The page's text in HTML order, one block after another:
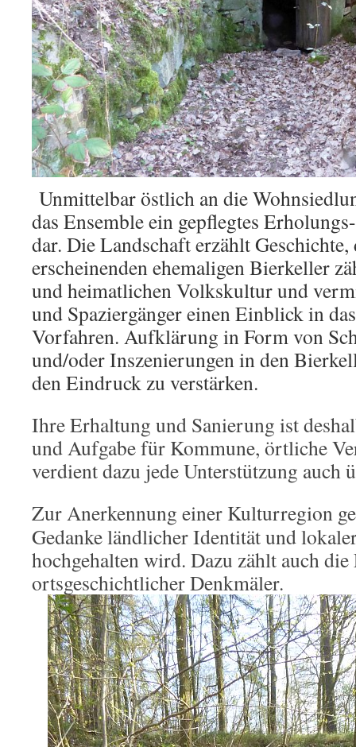
Unmittelbar östlich an die
das Ensemble ein gepflegtes
dar. Die Landschaft erzählt
erscheinenden ehemaligen Bierkeller
und heimatlichen Volkskultur und
und Spaziergänger einen Einblick in
Vorfahren. Aufklärung in Form von
und/oder Inszenierungen in den
den Eindruck zu verstärken.
Ihre Erhaltung und Sanierung ist
und Aufgabe für Kommune, örtliche
verdient dazu jede Unterstützung auch
Zur Anerkennung einer Kulturregion
Gedanke ländlicher Identität und
hochgehalten wird. Dazu zählt auch
ortsgeschichtlicher Denkmäler.